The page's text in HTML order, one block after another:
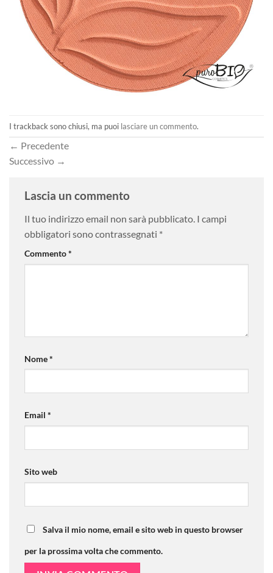
I trackback sono chiusi, ma puoi lasciare un commento.
← Precedente
Successivo →
Lascia un commento
Il tuo indirizzo email non sarà pubblicato. I campi
obbligatori sono contrassegnati *
Commento*
Nome*
Email *
Sito web
Salva il mio nome, email e sito web in questo browser
per la prossima volta che commento.